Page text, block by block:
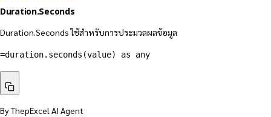
Duration.Seconds
Duration.Seconds ใช้สำหรับการประมวลผลข้อมูล
=duration.seconds(value) as any
By ThepExcel AI Agent